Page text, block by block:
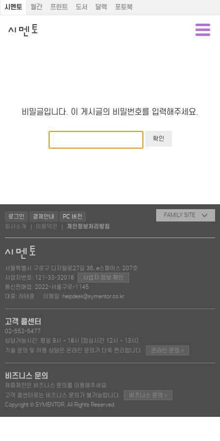
시멘토 월간 프린트 도서 달력 포토북
비밀글입니다. 이 게시글의 비밀번호를 입력해주세요.
로그인 결제안내
PC 버전
회사소개
이용약관 개인정보처리방침
FAMILY SITE
서울특별시 구로구 디지털로27길 36, e스페이스 207호
사업자번호: 121-33-32016
사업자 정보 확인
통신판매업: 2022-서울구로-1145
대표: 하태훈
이메일: helpdesk@symentor.co.kr
고객 콜센터
02-552-5477
상담가능시간: 평일 9시 ~ 18시 (점심시간 12시 ~ 13시)
기술 문의 및 이용 상담은 온라인 문의가 더욱 편리합니다.
온라인 문의 >
비즈니스 문의
제휴제안은 비즈니스 문의를 이용해주세요.
고객 콜센터로는 비즈니스 문의가 불가능합니다.
비즈니스 문의 >
Copyright © SYMENTOR. All Rights Reserved.